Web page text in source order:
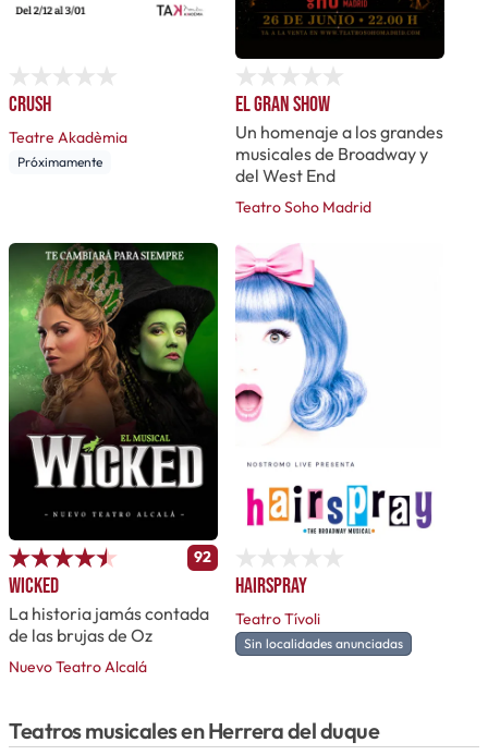
Crush
Teatre Akadèmia
Próximamente
El gran show
Un homenaje a los grandes
musicales de Broadway y
del West End
Teatro Soho Madrid
92
Wicked
La historia jamás contada
de las brujas de Oz
Nuevo Teatro Alcalá
Hairspray
Teatro Tívoli
Sin localidades anunciadas
Teatros musicales en Herrera del duque